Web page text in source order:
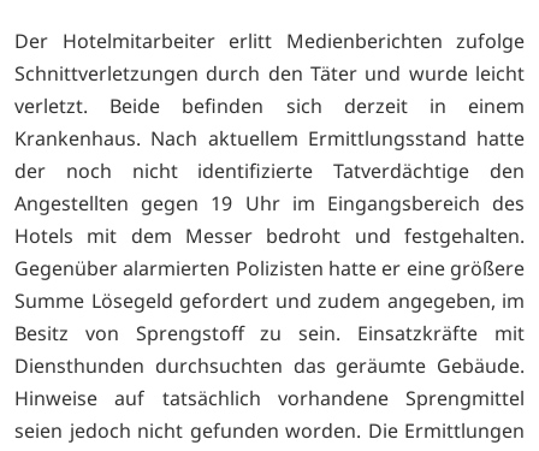
Der Hotelmitarbeiter erlitt Medienberichten zufolge
Schnittverletzungen durch den Täter und wurde leicht
verletzt. Beide befinden sich derzeit in einem
Krankenhaus. Nach aktuellem Ermittlungsstand hatte
der noch nicht identifizierte Tatverdächtige den
Angestellten gegen 19 Uhr im Eingangsbereich des
Hotels mit dem Messer bedroht und festgehalten.
Gegenüber alarmierten Polizisten hatte er eine größere
Summe Lösegeld gefordert und zudem angegeben, im
Besitz von Sprengstoff zu sein. Einsatzkräfte mit
Diensthunden durchsuchten das geräumte Gebäude.
Hinweise auf tatsächlich vorhandene Sprengmittel
seien jedoch nicht gefunden worden. Die Ermittlungen